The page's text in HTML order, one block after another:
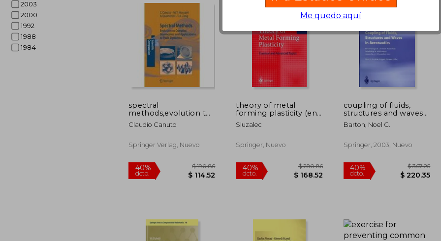
2003
2000
1992
1988
1984
40%
dcto.
45%
spectral
methods,evolution to
complex geometries
and applications to
Claudio Canuto
Springer Verlag, Nuevo
theory of metal
forming plasticity (en
Inglés)
Sluzalec
Springer, Nuevo
coupling of fluids,
structures and waves
in aeronautics:
proceedings of a
workshop in
(en Inglés)
Barton, Noel G.
Springer, 2003, Nuevo
Me quedo aquí